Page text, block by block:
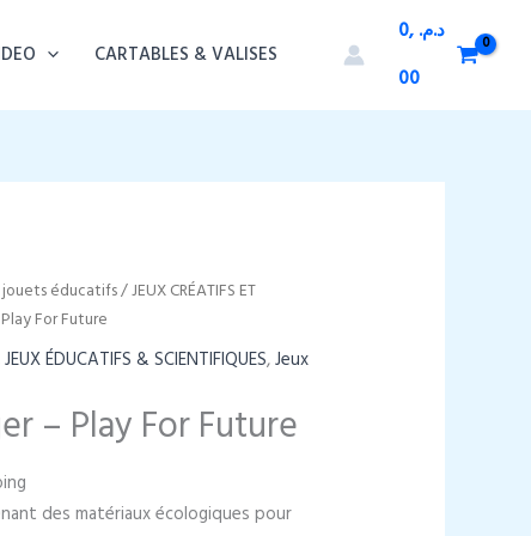
CARTABLES & VALISES
د.م. 0,
00
éducatifs/JEUX CRÉATIFS ET
For Future
JEUX ÉDUCATIFS & SCIENTIFIQUES,Jeux
– Play For Future
des matériaux écologiques pour